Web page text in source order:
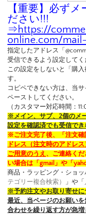
【重要】必ず
ださい!!!
⇒https://
online.com/
指定したアドレス「
受信できるよう設定してく
この設定をしないと「購
す。
コピペできない方は、当
ペーストしてください。
（カスタマー対応時間：
※メイン、サブ、2個のメ
設定を確認済でも受信でき
※ご注文完了後、「注文確
ドレス（注文時のアドレ
ご用意のうえ 、ご連絡く
い場合は「gmail」や「
商品・ラッピング・ショッ
テゴリー複合検索）
」や「
※予約注文やお取り寄せに
最近、当ページのお願い
合わせを繰り返す方が急増